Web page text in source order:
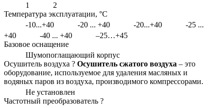
1
2
Температура эксплуатации, °С
-10...+40
-20 ... +40 -20...+40
-25 ...
+40
-40 ... +40
–25…+45
Базовое оснащение
Шумопоглащающий корпус
Осушитель воздуха ? Осушитель сжатого воздуха – это
оборудование, используемое для удаления масляных и
водяных паров из воздуха, производимого компрессорами.
Не установлен
Частотный преобразователь ?